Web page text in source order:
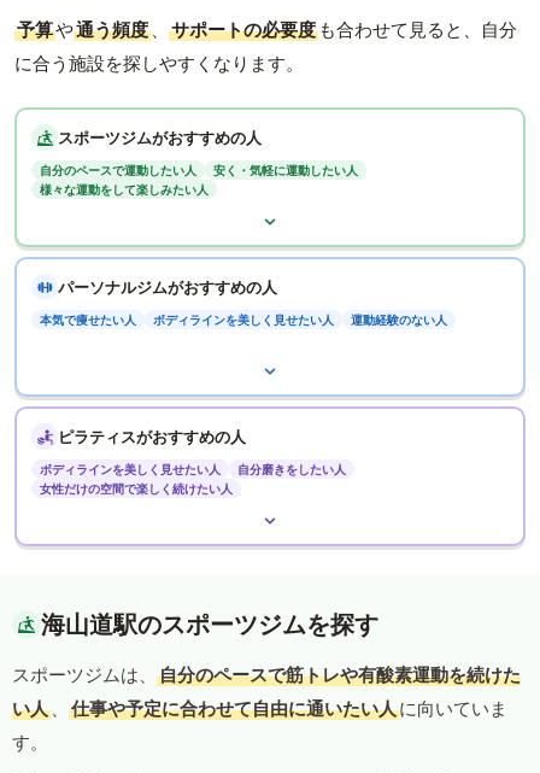
予算や通う頻度 、 サポートの必要度 も合わせて見ると、自分
に合う施設を探しやすくなります。
スポーツジムがおすすめの人
自分のペースで運動したい人
安く・気軽に運動したい人
様々な運動をして楽しみたい人
パーソナルジムがおすすめの人
本気で痩せたい人 ボディラインを美しく見せたい人 運動経験のない人
ピラティスがおすすめの人
ボディラインを美しく見せたい人
自分磨きをしたい人
女性だけの空間で楽しく続けたい人
海山道駅のスポーツジムを探す
スポーツジムは、
自分のペースで筋トレや有酸素運動を続けた
い人 、 仕事や予定に合わせて自由に通いたい人に向いていま
す。